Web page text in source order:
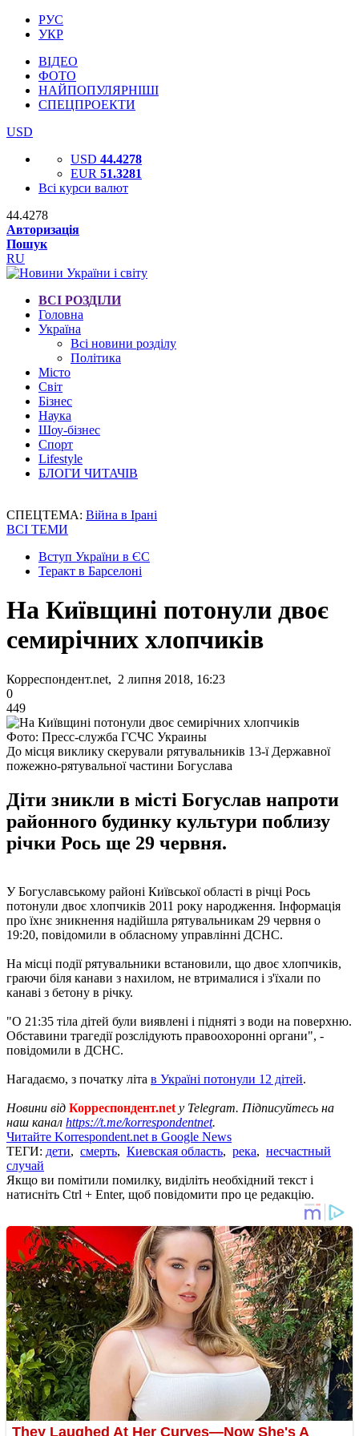
РУС
УКР
ВІДЕО
ФОТО
НАЙПОПУЛЯРНІШІ
СПЕЦПРОЕКТИ
USD
USD 44.4278
EUR 51.3281
Всі курси валют
44.4278
Авторизація
Пошук
RU
ВСІ РОЗДІЛИ
Головна
Україна
Всі новини розділу
Політика
Місто
Світ
Бізнес
Наука
Шоу-бізнес
Спорт
Lifestyle
БЛОГИ ЧИТАЧІВ
СПЕЦТЕМА: Війна в Ірані
ВСІ ТЕМИ
Вступ України в ЄС
Теракт в Барселоні
На Київщині потонули двоє
семирічних хлопчиків
Корреспондент.net, 2 липня 2018, 16:23
0
449
Фото: Пресс-служба ГСЧС Украины
До місця виклику скерували рятувальників 13-ї Державної
пожежно-рятувальної частини Богуслава
Діти зникли в місті Богуслав напроти
районного будинку культури поблизу
річки Рось ще 29 червня.
У Богуславському районі Київської області в річці Рось
потонули двоє хлопчиків 2011 року народження. Інформація
про їхнє зникнення надійшла рятувальникам 29 червня о
19:20, повідомили в обласному управлінні ДСНС.
На місці події рятувальники встановили, що двоє хлопчиків,
граючи біля канави з нахилом, не втрималися і з'їхали по
канаві з бетону в річку.
"О 21:35 тіла дітей були виявлені і підняті з води на поверхню.
Обставини трагедії розслідують правоохоронні органи", -
повідомили в ДСНС.
Нагадаємо, з початку літа в Україні потонули 12 дітей.
Новини від Корреспондент.net у Telegram. Підписуйтесь на
наш канал https://t.me/korrespondentnet.
Читайте Korrespondent.net в Google News
ТЕГИ: дети, смерть, Киевская область, река, несчастный
случай
Якщо ви помітили помилку, виділіть необхідний текст і
натисніть Ctrl + Enter, щоб повідомити про це редакцію.